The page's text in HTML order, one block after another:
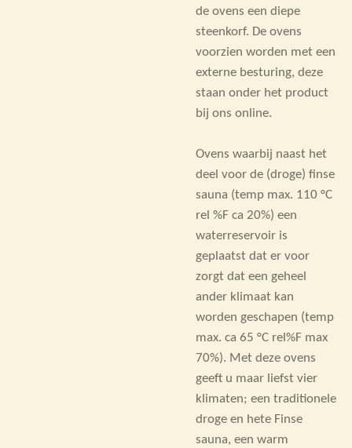
de ovens een diepe
steenkorf. De ovens
voorzien worden met een
externe besturing, deze
staan onder het product
bij ons online.
Ovens waarbij naast het
deel voor de (droge) finse
sauna (temp max. 110 °C
rel %F ca 20%) een
waterreservoir is
geplaatst dat er voor
zorgt dat een geheel
ander klimaat kan
worden geschapen (temp
max. ca 65 °C rel%F max
70%). Met deze ovens
geeft u maar liefst vier
klimaten; een traditionele
droge en hete Finse
sauna, een warm